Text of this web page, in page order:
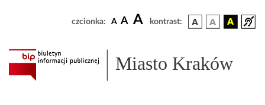
czcionka: A A A kontrast:
Miasto Kraków